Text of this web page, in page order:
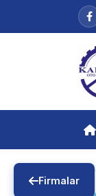
Firmalar